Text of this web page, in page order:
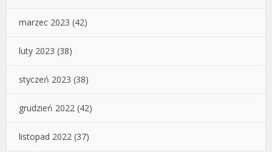
marzec 2023 (42)
luty 2023 (38)
styczeń 2023 (38)
grudzień 2022 (42)
listopad 2022 (37)